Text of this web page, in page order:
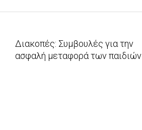
Διακοπές: Συμβουλές για την
ασφαλή μεταφορά των παιδιών